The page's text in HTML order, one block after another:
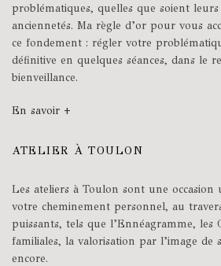
problématiques, quelles que soient
anciennetés. Ma règle d’or pour vous
ce fondement : régler votre
définitive en quelques séances, dans le
bienveillance.
En savoir +
ATELIER À TOULON
Les ateliers à Toulon sont une occasion
votre cheminement personnel, au
puissants, tels que l’Ennéagramme, les
familiales, la valorisation par l’image de
encore.